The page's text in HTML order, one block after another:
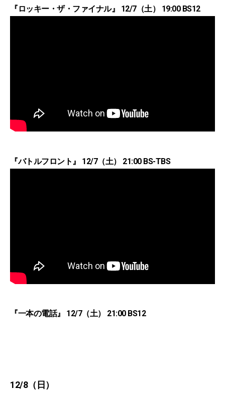
『ロッキー・ザ・ファイナル』 12/7（土） 19:00 BS12
『バトルフロント』 12/7（土） 21:00 BS-TBS
『一本の電話』 12/7（土） 21:00 BS12
12/8（日）